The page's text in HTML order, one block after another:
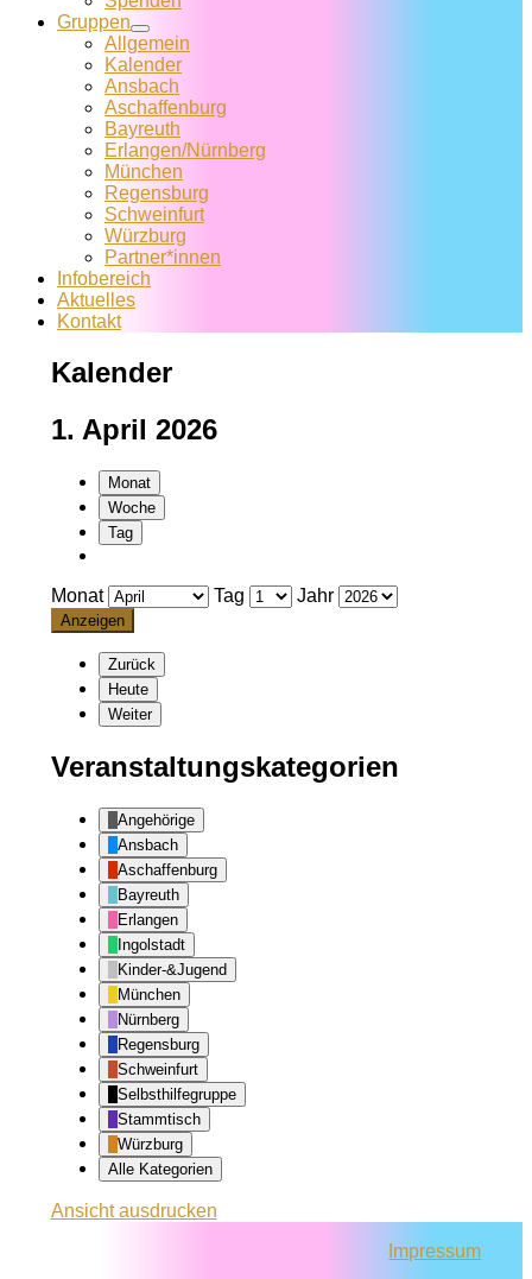
Gruppen
Allgemein
Kalender
Ansbach
Aschaffenburg
Bayreuth
Erlangen/Nürnberg
München
Regensburg
Schweinfurt
Würzburg
Partner*innen
Infobereich
Aktuelles
Kontakt
Kalender
1. April 2026
Monat
Woche
Tag
Monat Tag Jahr
Zurück
Heute
Weiter
Veranstaltungskategorien
Angehörige
Ansbach
Aschaffenburg
Bayreuth
Erlangen
Ingolstadt
Kinder-&Jugend
München
Nürnberg
Regensburg
Schweinfurt
Selbsthilfegruppe
Stammtisch
Würzburg
Alle Kategorien
Ansichtausdrucken
Impressum